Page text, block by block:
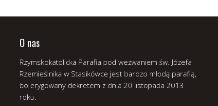
O nas
Rzymskokatolicka Parafia pod wezwaniem św. Józefa
Rzemieślnika w Stasikówce jest bardzo młodą parafią,
bo erygowany dekretem z dnia 20 listopada 2013
roku.